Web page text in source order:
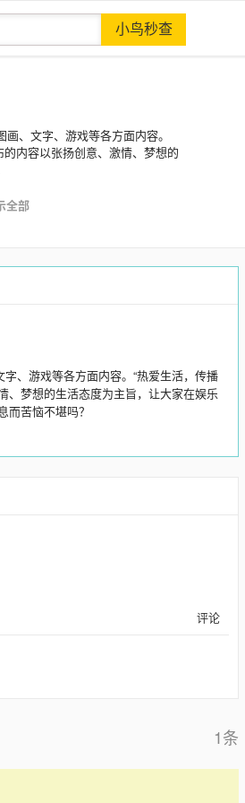
、文字、游戏等各方面内容。
内容以张扬创意、激情、梦想的
全部
、游戏等各方面内容。“热爱生活，传播
、梦想的生活态度为主旨，让大家在娱乐
而苦恼不堪吗？
评论
1条